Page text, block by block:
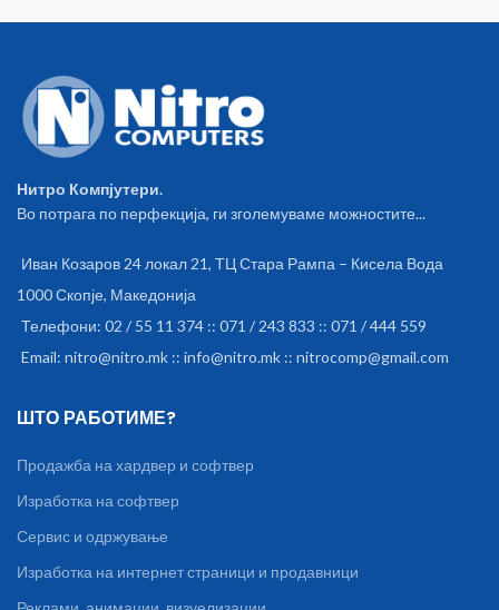
Нитро Компјутери.
Во потрага по перфекција, ги зголемуваме можностите...
Иван Козаров 24 локал 21, ТЦ Стара Рампа – Кисела Вода
1000 Скопје, Македонија
Телефони: 02 / 55 11 374 :: 071 / 243 833 :: 071 / 444 559
Email: nitro@nitro.mk :: info@nitro.mk :: nitrocomp@gmail.com
ШТО РАБОТИМЕ?
Продажба на хардвер и софтвер
Изработка на софтвер
Сервис и одржување
Изработка на интернет страници и продавници